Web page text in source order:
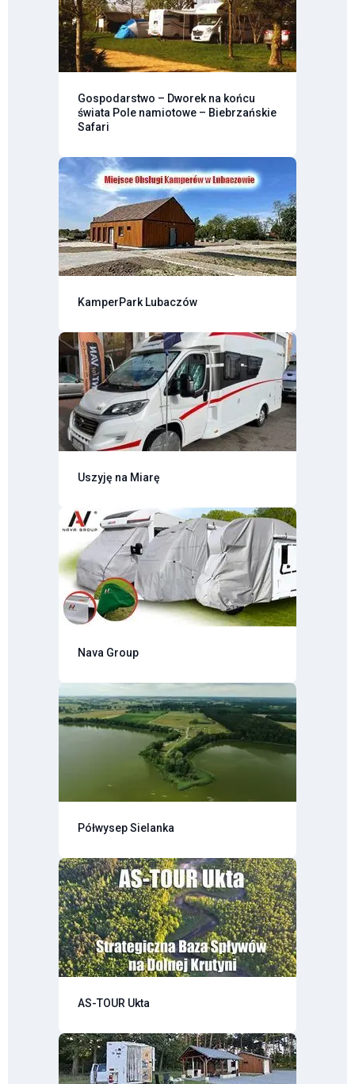
Gospodarstwo – Dworek na końcu
świata Pole namiotowe – Biebrzańskie
Safari
KamperPark Lubaczów
Uszyję na Miarę
Nava Group
Półwysep Sielanka
AS-TOUR Ukta